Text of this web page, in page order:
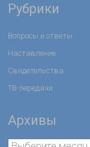
Рубрики
Вопросы и ответы
Наставление
Свидетельства
ТВ-передачи
Архивы